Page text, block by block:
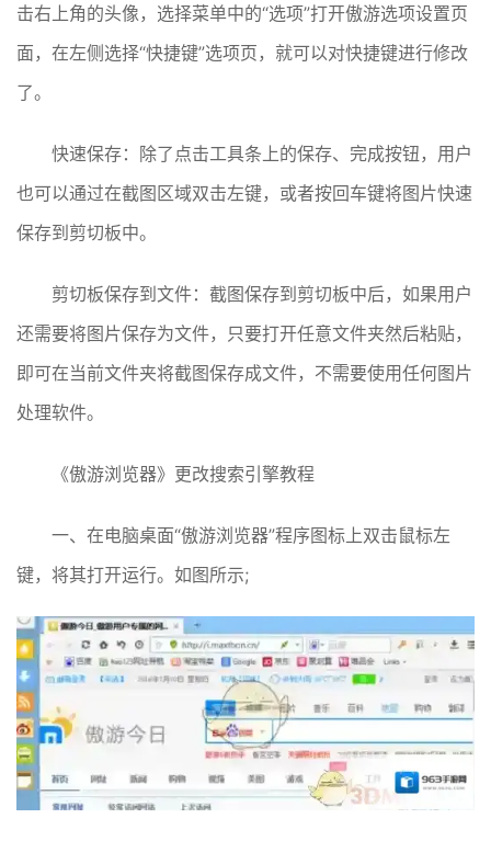
击右上角的头像，选择菜单中的“选项”打开傲游选项设置页
面，在左侧选择“快捷键”选项页，就可以对快捷键进行修改
了。
快速保存：除了点击工具条上的保存、完成按钮，用户
也可以通过在截图区域双击左键，或者按回车键将图片快速
保存到剪切板中。
剪切板保存到文件：截图保存到剪切板中后，如果用户
还需要将图片保存为文件，只要打开任意文件夹然后粘贴，
即可在当前文件夹将截图保存成文件，不需要使用任何图片
处理软件。
《傲游浏览器》更改搜索引擎教程
一、在电脑桌面“傲游浏览器”程序图标上双击鼠标左
键，将其打开运行。如图所示;